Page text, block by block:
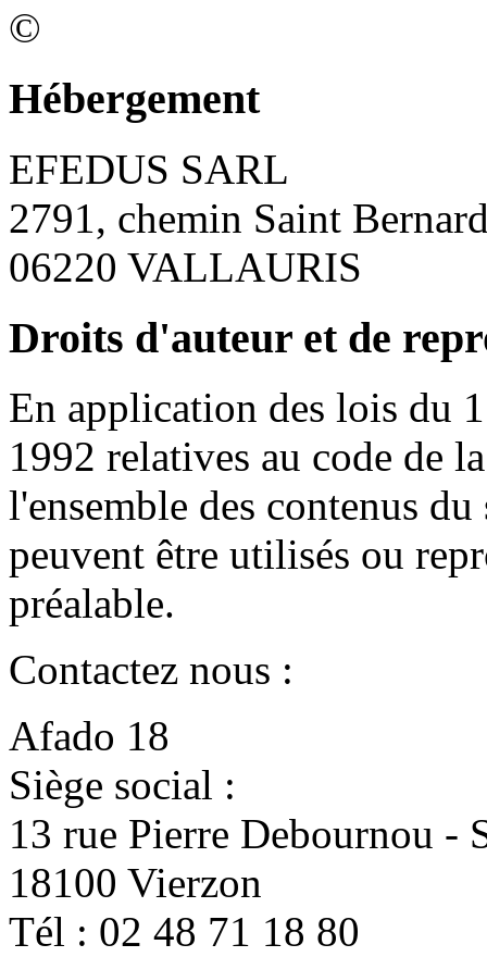
©
Hébergement
EFEDUS SARL
2791, chemin Saint
06220 VALLAURIS
Droits d'auteur et de
En application des lois du
1992 relatives au code de
l'ensemble des contenus
peuvent être utilisés ou
préalable.
Contactez nous :
Afado 18
Siège social :
13 rue Pierre Debournou -
18100 Vierzon
Tél : 02 48 71 18 80